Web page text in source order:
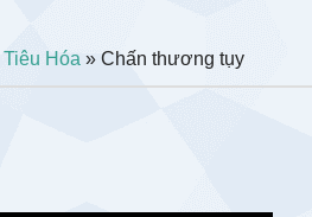
Tiêu Hóa » Chấn thương tụy